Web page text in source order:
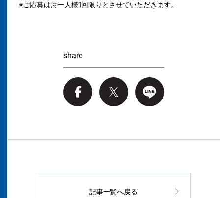
※ご応募はお一人様1回限りとさせていただきます。
share
記事一覧へ戻る